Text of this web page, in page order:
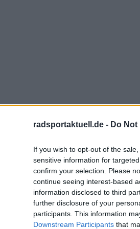
radsportaktuell.de - Do
If you wish to opt-out of the
sensitive information for
confirm your selection. Please
continue seeing interest-based
information disclosed to third
further disclosure of your
participants. This information
Downstream Participants that
für die nationalen